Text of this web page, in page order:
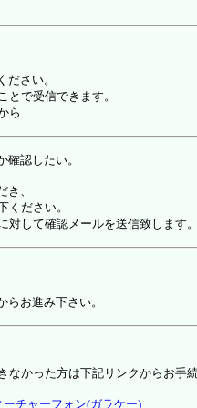
さい。
とで受信できます。
ら
認したい。
き、
ください。
して確認メールを送信致します。
らお進み下さい。
かった方は下記リンクからお手
チャーフォン(ガラケー)